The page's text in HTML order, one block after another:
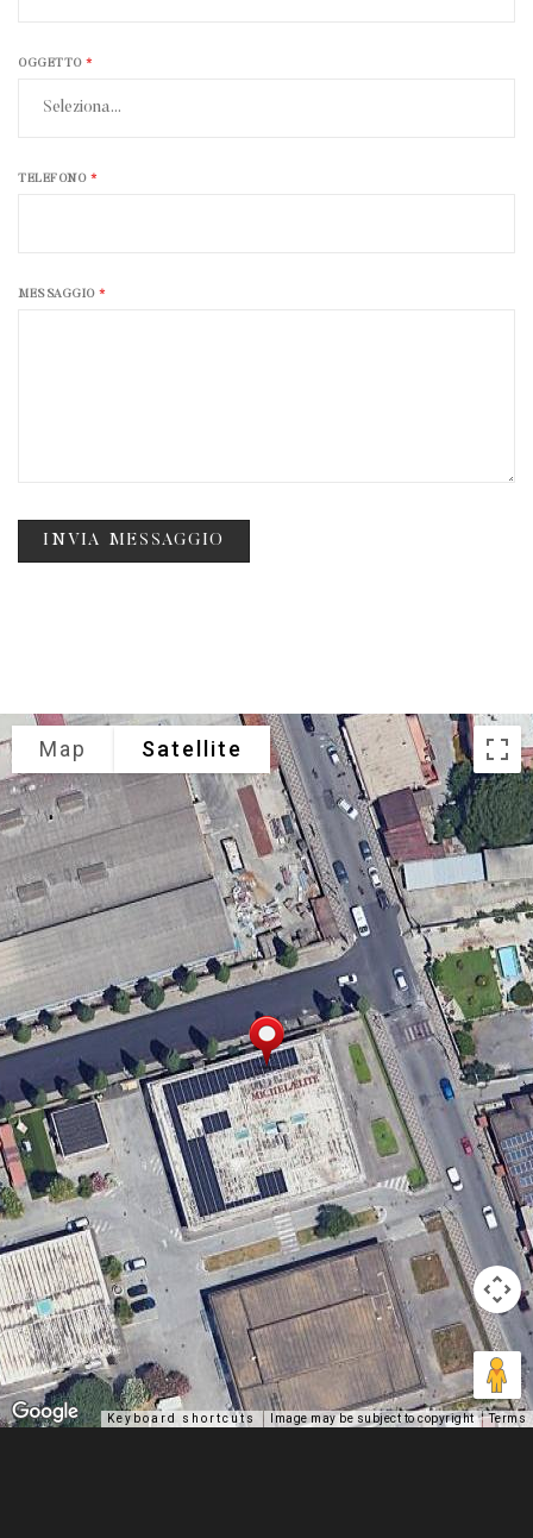
OGGETTO *
TELEFONO *
MESSAGGIO *
INVIA MESSAGGIO
Map Satellite
Keyboard shortcuts Image may be subject to copyright Terms